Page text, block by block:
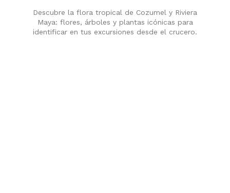
Descubre la flora tropical de Cozumel y Riviera
Maya: flores, árboles y plantas icónicas para
identificar en tus excursiones desde el crucero.